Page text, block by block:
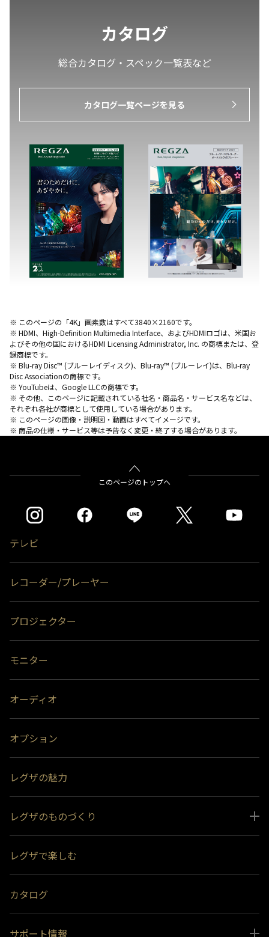
カタログ
総合カタログ・スペック一覧表など
カタログ一覧ページを見る
※ このページの「4K」画素数はすべて3840×2160です。
※ HDMI、High-Definition Multimedia Interface、およびHDMIロゴは、米国お
よびその他の国におけるHDMI Licensing Administrator, Inc. の商標または、登
録商標です。
※ Blu-ray Disc™ (ブルーレイディスク)、Blu-ray™ (ブルーレイ)は、Blu-ray
Disc Associationの商標です。
※ YouTubeは、Google LLCの商標です。
※ その他、このページに記載されている社名・商品名・サービス名などは、
それぞれ各社が商標として使用している場合があります。
※ このページの画像・説明図・動画はすべてイメージです。
※ 商品の仕様・サービス等は予告なく変更・終了する場合があります。
このページのトップへ
テレビ
レコーダー/プレーヤー
プロジェクター
モニター
オーディオ
オプション
レグザの魅力
レグザのものづくり
受賞履歴
おすすめ番組
レグザで楽しむ
カタログ
サポート情報